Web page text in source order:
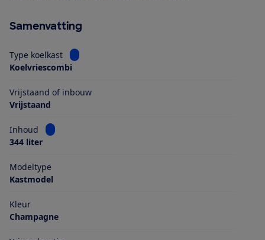
Samenvatting
Type koelkast
Bekijk informatie voor Type koelkast
Koelvriescombi
Vrijstaand of inbouw
Vrijstaand
Inhoud
Bekijk informatie voor Inhoud
344 liter
Modeltype
Kastmodel
Kleur
Champagne